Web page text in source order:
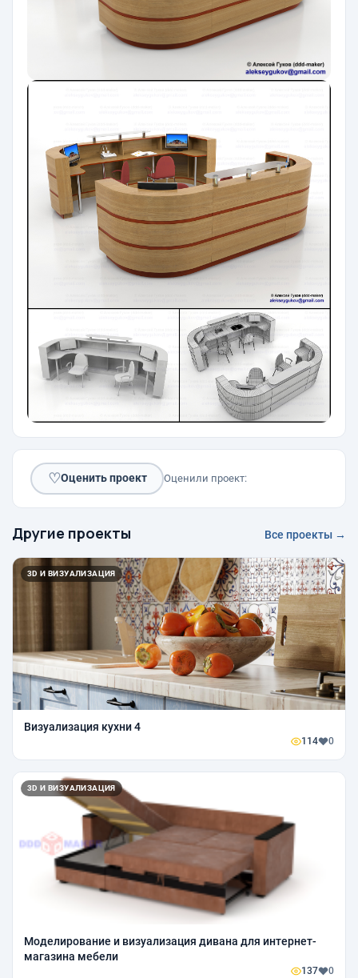
♡Оценить проект Оценили проект:
Другие проекты Все проекты →
3D И ВИЗУАЛИЗАЦИЯ
Визуализация кухни 4
114 0
3D И ВИЗУАЛИЗАЦИЯ
Моделирование и визуализация дивана для интернет-
магазина мебели
137 0